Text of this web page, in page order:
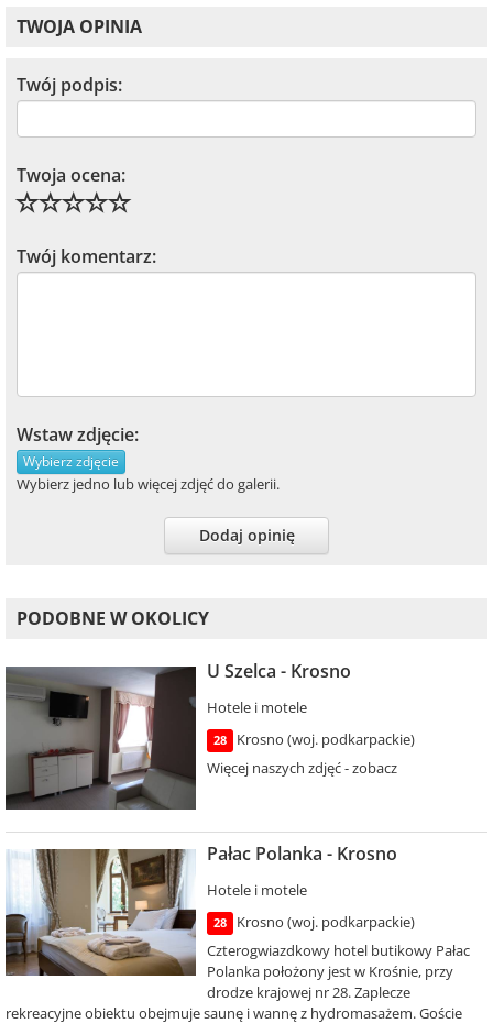
TWOJA OPINIA
Twój podpis:
Twoja ocena:
Twój komentarz:
Wstaw zdjęcie:
Wybierz zdjęcie
Wybierz jedno lub więcej zdjęć do galerii.
Dodaj opinię
PODOBNE W OKOLICY
U Szelca - Krosno
Hotele i motele
28
Krosno (woj. podkarpackie)
Więcej naszych zdjęć - zobacz
Pałac Polanka - Krosno
Hotele i motele
28
Krosno (woj. podkarpackie)
Czterogwiazdkowy hotel butikowy Pałac
Polanka położony jest w Krośnie, przy
drodze krajowej nr 28. Zaplecze
rekreacyjne obiektu obejmuje saunę i wannę z hydromasażem. Goście